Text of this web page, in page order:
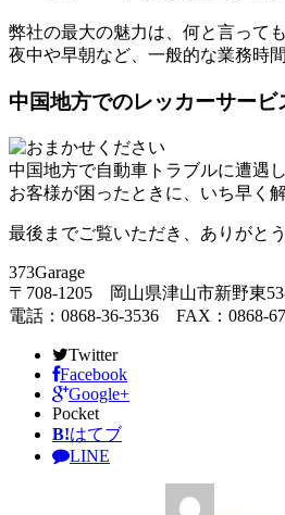
弊社の最大の魅力は、何と言って
夜中や早朝など、一般的な業務時
中国地方でのレッカーサービ
中国地方で自動車トラブルに遭遇
お客様が困ったときに、いち早く
最後までご覧いただき、ありがと
373Garage
〒708-1205 岡山県津山市新野東
電話：0868-36-3536 FAX：0868-
Twitter
Facebook
Google+
Pocket
B!はてブ
LINE